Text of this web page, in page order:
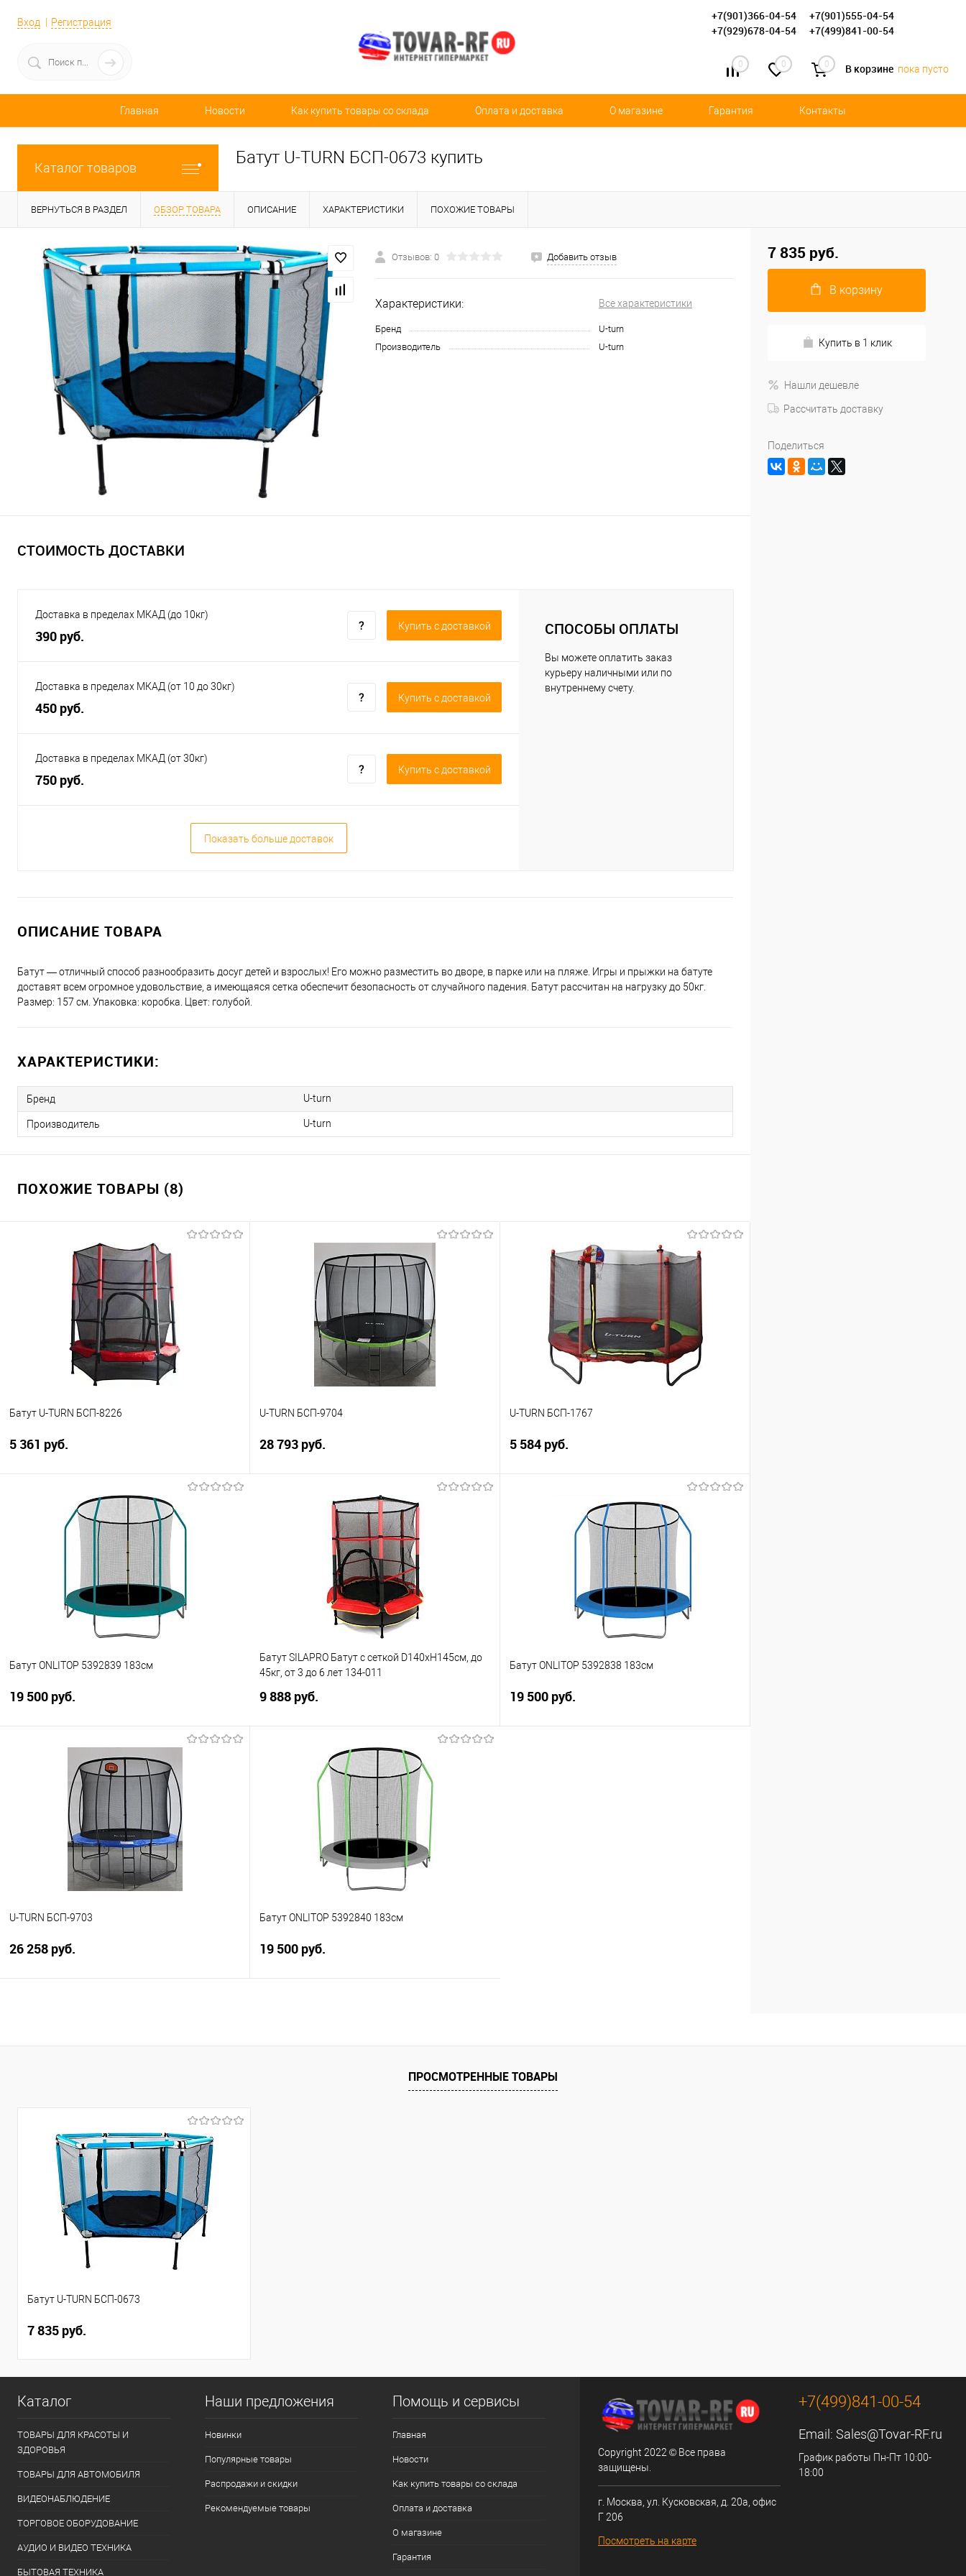
Вход Регистрация +7(901)366-04-54
+7(901)555-04-54
+7(929)678-04-54
+7(499)841-00-54
0 0 0 В корзине пока пусто
Главная Новости Как купить товары со склада Оплата и доставка О магазине Гарантия Контакты
Каталог товаров
Батут U-TURN БСП-0673 купить
ВЕРНУТЬСЯ В РАЗДЕЛ ОБЗОР ТОВАРА ОПИСАНИЕ ХАРАКТЕРИСТИКИ ПОХОЖИЕ ТОВАРЫ
Отзывов: 0 Добавить отзыв
Характеристики: Все характеристики
Бренд
U-turn
Производитель
U-turn
СТОИМОСТЬ ДОСТАВКИ
Доставка в пределах МКАД (до 10кг)
390 руб.
Купить c доставкой
Доставка в пределах МКАД (от 10 до 30кг)
450 руб.
Купить c доставкой
Доставка в пределах МКАД (от 30кг)
750 руб.
Купить c доставкой
Показать больше доставок
СПОСОБЫ ОПЛАТЫ
Вы можете оплатить заказ
курьеру наличными или по
внутреннему счету.
ОПИСАНИЕ ТОВАРА
Батут — отличный способ разнообразить досуг детей и взрослых! Его можно разместить во дворе, в парке или на пляже. Игры и прыжки на батуте
доставят всем огромное удовольствие, а имеющаяся сетка обеспечит безопасность от случайного падения. Батут рассчитан на нагрузку до 50кг.
Размер: 157 см. Упаковка: коробка. Цвет: голубой.
ХАРАКТЕРИСТИКИ:
Бренд U-turn
Производитель U-turn
ПОХОЖИЕ ТОВАРЫ (8)
Батут U-TURN БСП-8226
5 361 руб.
В корзину
Купить в 1 клик
Сравнение
U-TURN БСП-9704
28 793 руб.
В корзину
Купить в 1 клик
Сравнение
U-TURN БСП-1767
5 584 руб.
В корзину
Купить в 1 клик
Сравнение
Батут ONLITOP 5392839 183см
19 500 руб.
В корзину
Купить в 1 клик
Сравнение
В избранное
Батут SILAPRO Батут с сеткой D140хH145см, до
45кг, от 3 до 6 лет 134-011
9 888 руб.
В корзину
Купить в 1 клик
Сравнение
В избранное
Батут ONLITOP 5392838 183см
19 500 руб.
U-TURN БСП-9703
26 258 руб.
Купить в 1 клик
Сравнение
Батут ONLITOP 5392840 183см
19 500 руб.
Купить в 1 клик
Сравнение
7 835 руб.
В корзину
Купить в 1 клик
Нашли дешевле
Рассчитать доставку
Поделиться
ПРОСМОТРЕННЫЕ ТОВАРЫ
Батут U-TURN БСП-0673
7 835 руб.
Каталог
ТОВАРЫ ДЛЯ КРАСОТЫ И
ЗДОРОВЬЯ
ТОВАРЫ ДЛЯ АВТОМОБИЛЯ
ВИДЕОНАБЛЮДЕНИЕ
ТОРГОВОЕ ОБОРУДОВАНИЕ
АУДИО И ВИДЕО ТЕХНИКА
БЫТОВАЯ ТЕХНИКА
Наши предложения
Новинки
Популярные товары
Распродажи и скидки
Рекомендуемые товары
Помощь и сервисы
Главная
Новости
Как купить товары со склада
Оплата и доставка
О магазине
Гарантия
Copyright 2022 © Все права
защищены.
г. Москва, ул. Кусковская, д. 20а, офис
Г 206
Посмотреть на карте
+7(499)841-00-54
Email: Sales@Tovar-RF.ru
График работы Пн-Пт 10:00-
18:00